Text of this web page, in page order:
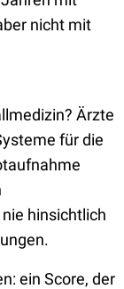
nicht mit
Ärzte
für die
hinsichtlich
ein Score, der